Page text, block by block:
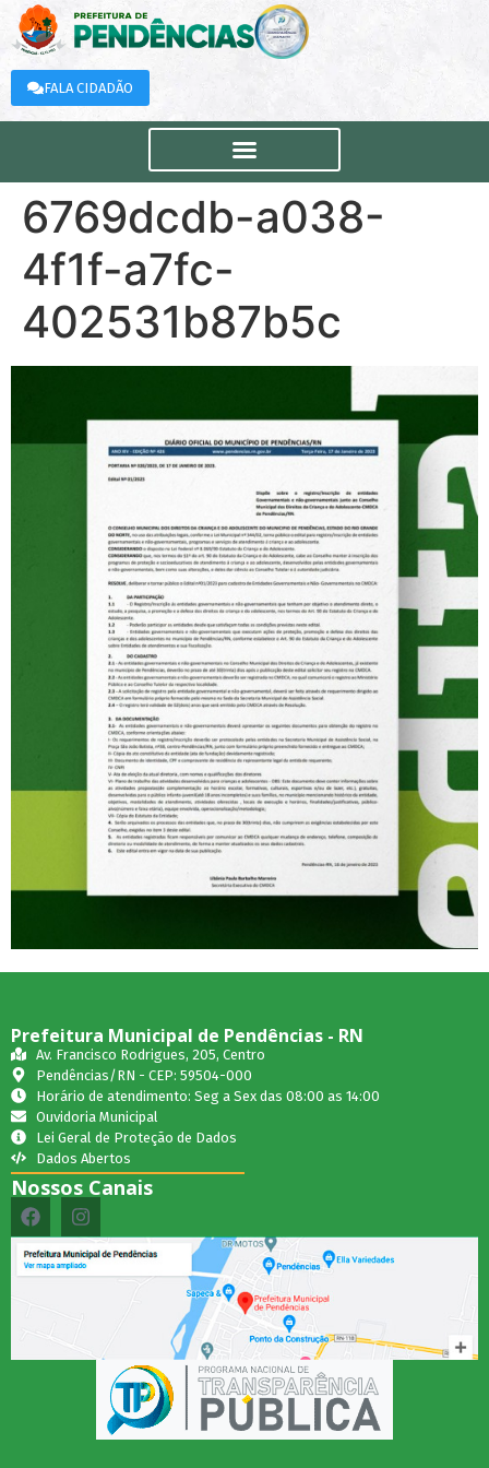
FALA CIDADÃO
6769dcdb-a038-
4f1f-a7fc-
402531b87b5c
Prefeitura Municipal de Pendências - RN
Av. Francisco Rodrigues, 205, Centro
Pendências/RN - CEP: 59504-000
Horário de atendimento: Seg a Sex das 08:00 as 14:00
Ouvidoria Municipal
Lei Geral de Proteção de Dados
Dados Abertos
Nossos Canais